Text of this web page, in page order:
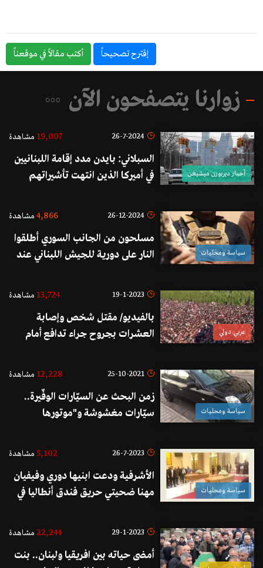
إقترح تصحيحاً أكتب مقالاً في موقعناً
زوارنا يتصفحون الآن
أخبار ديربورن ميشيغن
26-7-2024
19,007 مشاهدة
السبلاني: بايدن مدد إقامة اللبنانيين
في أميركا الذين انتهت تأشيراتهم
سياسة ومحليات
26-12-2024
4,866 مشاهدة
مسلحون من الجانب السوري أطلقوا
النار على دورية للجيش اللبناني عند
عربي دولي
19-1-2023
13,724 مشاهدة
بالفيديو/ مقتل شخص وإصابة
العشرات بجروح جراء تدافع أمام
خليجي 25!
سياسة ومحليات
25-10-2021
12,228 مشاهدة
زمن البحث عن السيّارات الوفّيرة..
سيّارات مغشوشة و"موتورها
سياسة ومحليات
26-7-2023
5,102 مشاهدة
الأشرفية ودعت ابنيها دوري وفيفيان
مهنا ضحيتي حريق فندق أنطاليا في
29-1-2023
22,244 مشاهدة
أمضى حياته بين افريقيا ولبنان.. بنت